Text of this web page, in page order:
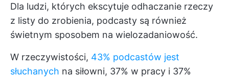
Dla ludzi, których ekscytuje odhaczanie rzeczy
z listy do zrobienia, podcasty są również
świetnym sposobem na wielozadaniowość.
W rzeczywistości, 43% podcastów jest
słuchanych na siłowni, 37% w pracy i 37%